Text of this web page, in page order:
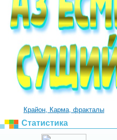
Крайон, Карма, фракталы
Статистика